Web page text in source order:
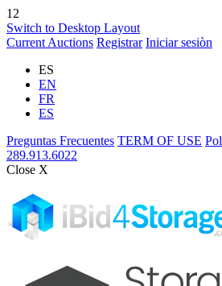
12
Switch to Desktop Layout
Current Auctions Registrar Iniciar sesiòn
ES
EN
FR
ES
Preguntas Frecuentes TERM OF USE Pol
289.913.6022
Close X